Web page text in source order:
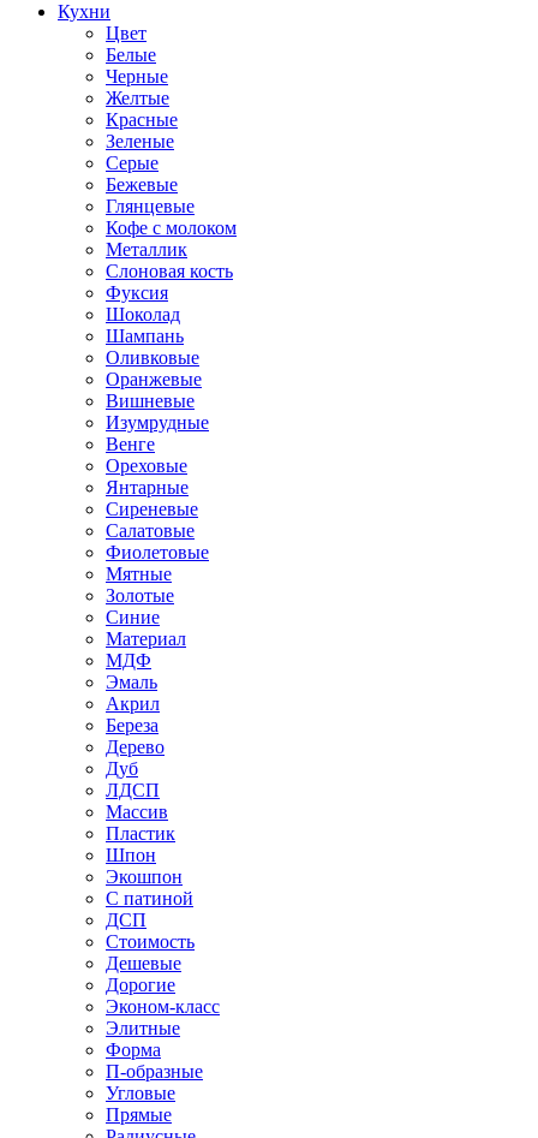
Кухни
Цвет
Белые
Черные
Желтые
Красные
Зеленые
Серые
Бежевые
Глянцевые
Кофе с молоком
Металлик
Слоновая кость
Фуксия
Шоколад
Шампань
Оливковые
Оранжевые
Вишневые
Изумрудные
Венге
Ореховые
Янтарные
Сиреневые
Салатовые
Фиолетовые
Мятные
Золотые
Синие
Материал
МДФ
Эмаль
Акрил
Береза
Дерево
Дуб
ЛДСП
Массив
Пластик
Шпон
Экошпон
С патиной
ДСП
Стоимость
Дешевые
Дорогие
Эконом-класс
Элитные
Форма
П-образные
Угловые
Прямые